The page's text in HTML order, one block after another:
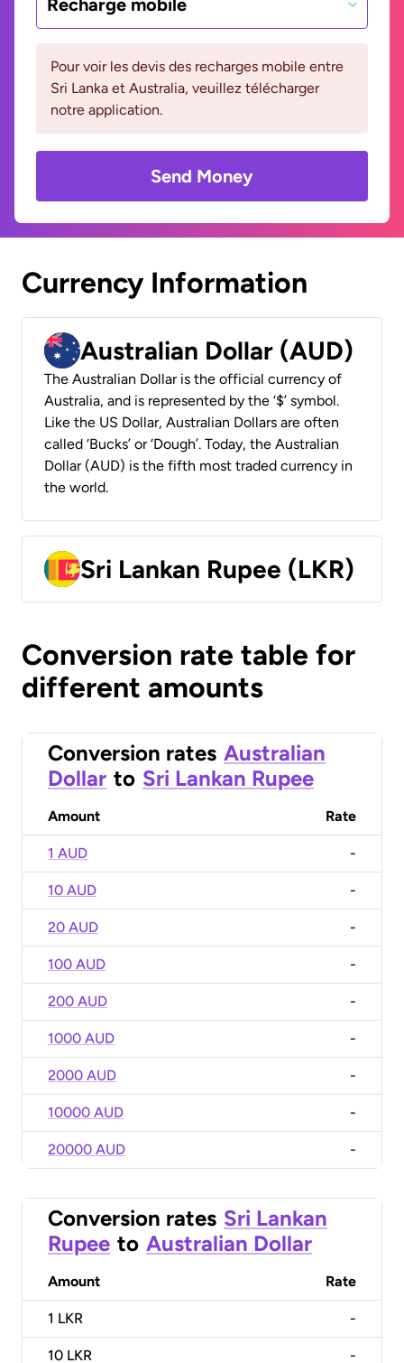
Recharge mobile
Pour voir les devis des recharges mobile entre
Sri Lanka et Australia, veuillez télécharger
notre application.
Send Money
Currency Information
Australian Dollar (AUD)
The Australian Dollar is the official currency of
Australia, and is represented by the ‘$’ symbol.
Like the US Dollar, Australian Dollars are often
called ‘Bucks’ or ‘Dough’. Today, the Australian
Dollar (AUD) is the fifth most traded currency in
the world.
Sri Lankan Rupee (LKR)
Conversion rate table for
different amounts
Conversion rates Australian
Dollar to Sri Lankan Rupee
Amount Rate
1 AUD -
10 AUD -
20 AUD -
100 AUD -
200 AUD -
1000 AUD -
2000 AUD -
10000 AUD -
20000 AUD -
Conversion rates Sri Lankan
Rupee to Australian Dollar
Amount Rate
1 LKR -
10 LKR -